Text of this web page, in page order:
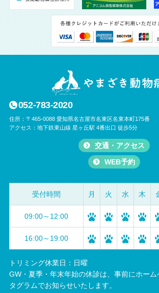
052-783-2020
住所：〒465-0088 愛知県名古屋市名東区名東本町175番
アクセス：地下鉄東山線 星ヶ丘駅 4番出口 徒歩5分
交通・アクセス
WEB予約
受付時間 月 火 水 木
09:00～12:00
16:00～19:00
トリミング休業日：日曜
GW・夏季・年末年始の休診は、事前にホーム
タグラムでお知らせいたします。